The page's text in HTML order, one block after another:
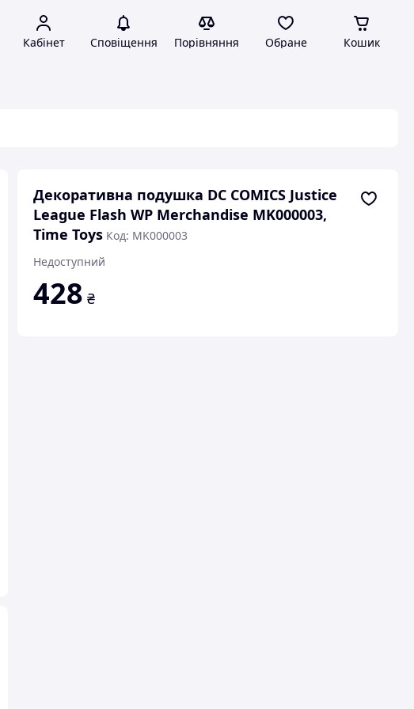
Кабінет Сповіщення Порівняння Обране Кошик
Декоративна подушка DC COMICS Justice
League Flash WP Merchandise MK000003,
Time Toys Код: MK000003
Недоступний
428 ₴